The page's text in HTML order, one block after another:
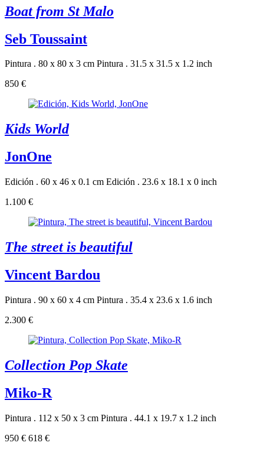
Boat from St Malo
Seb Toussaint
Pintura . 80 x 80 x 3 cm Pintura . 31.5 x 31.5 x 1.2 inch
850 €
Kids World
JonOne
Edición . 60 x 46 x 0.1 cm Edición . 23.6 x 18.1 x 0 inch
1.100 €
The street is beautiful
Vincent Bardou
Pintura . 90 x 60 x 4 cm Pintura . 35.4 x 23.6 x 1.6 inch
2.300 €
Collection Pop Skate
Miko-R
Pintura . 112 x 50 x 3 cm Pintura . 44.1 x 19.7 x 1.2 inch
950 € 618 €